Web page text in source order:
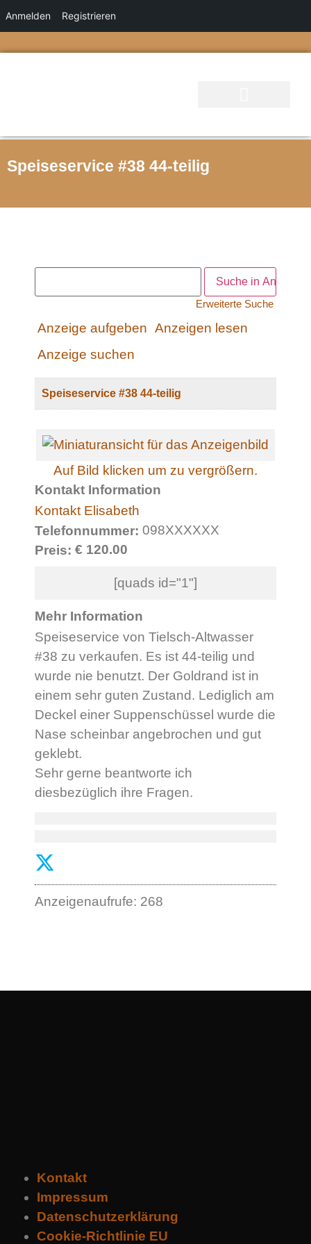
Anmelden Registrieren
Speiseservice #38 44-teilig
Erweiterte Suche
Anzeige aufgeben Anzeigen lesen
Anzeige suchen
Speiseservice #38 44-teilig
Auf Bild klicken um zu vergrößern.
Kontakt Information
Kontakt Elisabeth
Telefonnummer: 098XXXXXX
Preis: € 120.00
[quads id="1"]
Mehr Information
Speiseservice von Tielsch-Altwasser
#38 zu verkaufen. Es ist 44-teilig und
wurde nie benutzt. Der Goldrand ist in
einem sehr guten Zustand. Lediglich am
Deckel einer Suppenschüssel wurde die
Nase scheinbar angebrochen und gut
geklebt.
Sehr gerne beantworte ich
diesbezüglich ihre Fragen.
Anzeigenaufrufe: 268
Kontakt
Impressum
Datenschutzerklärung
Cookie-Richtlinie EU